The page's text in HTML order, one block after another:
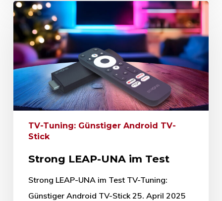
TV-Tuning: Günstiger Android TV-
Stick
Strong LEAP-UNA im Test
Strong LEAP-UNA im Test TV-Tuning:
Günstiger Android TV-Stick 25. April 2025